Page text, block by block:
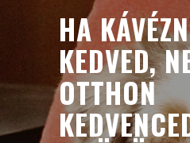
HA
KEDVED,
OTTHON